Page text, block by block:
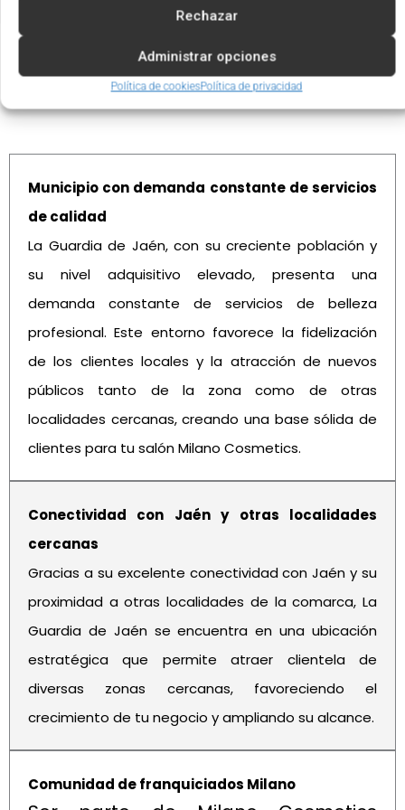
Rechazar
Administrar opciones
Política de cookiesPolítica de privacidad
Municipio con demanda constante de servicios
de calidad
La Guardia de Jaén, con su creciente población y
su nivel adquisitivo elevado, presenta una
demanda constante de servicios de belleza
profesional. Este entorno favorece la fidelización
de los clientes locales y la atracción de nuevos
públicos tanto de la zona como de otras
localidades cercanas, creando una base sólida de
clientes para tu salón Milano Cosmetics.
Conectividad con Jaén y otras localidades
cercanas
Gracias a su excelente conectividad con Jaén y su
proximidad a otras localidades de la comarca, La
Guardia de Jaén se encuentra en una ubicación
estratégica que permite atraer clientela de
diversas zonas cercanas, favoreciendo el
crecimiento de tu negocio y ampliando su alcance.
Comunidad de franquiciados Milano